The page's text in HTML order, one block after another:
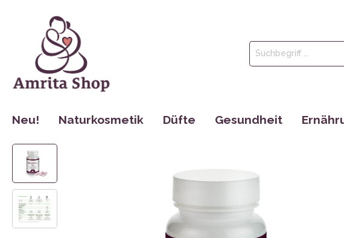
Neu! Naturkosmetik Düfte Gesundheit
Maharishi Ayurveda
Cosmoveda